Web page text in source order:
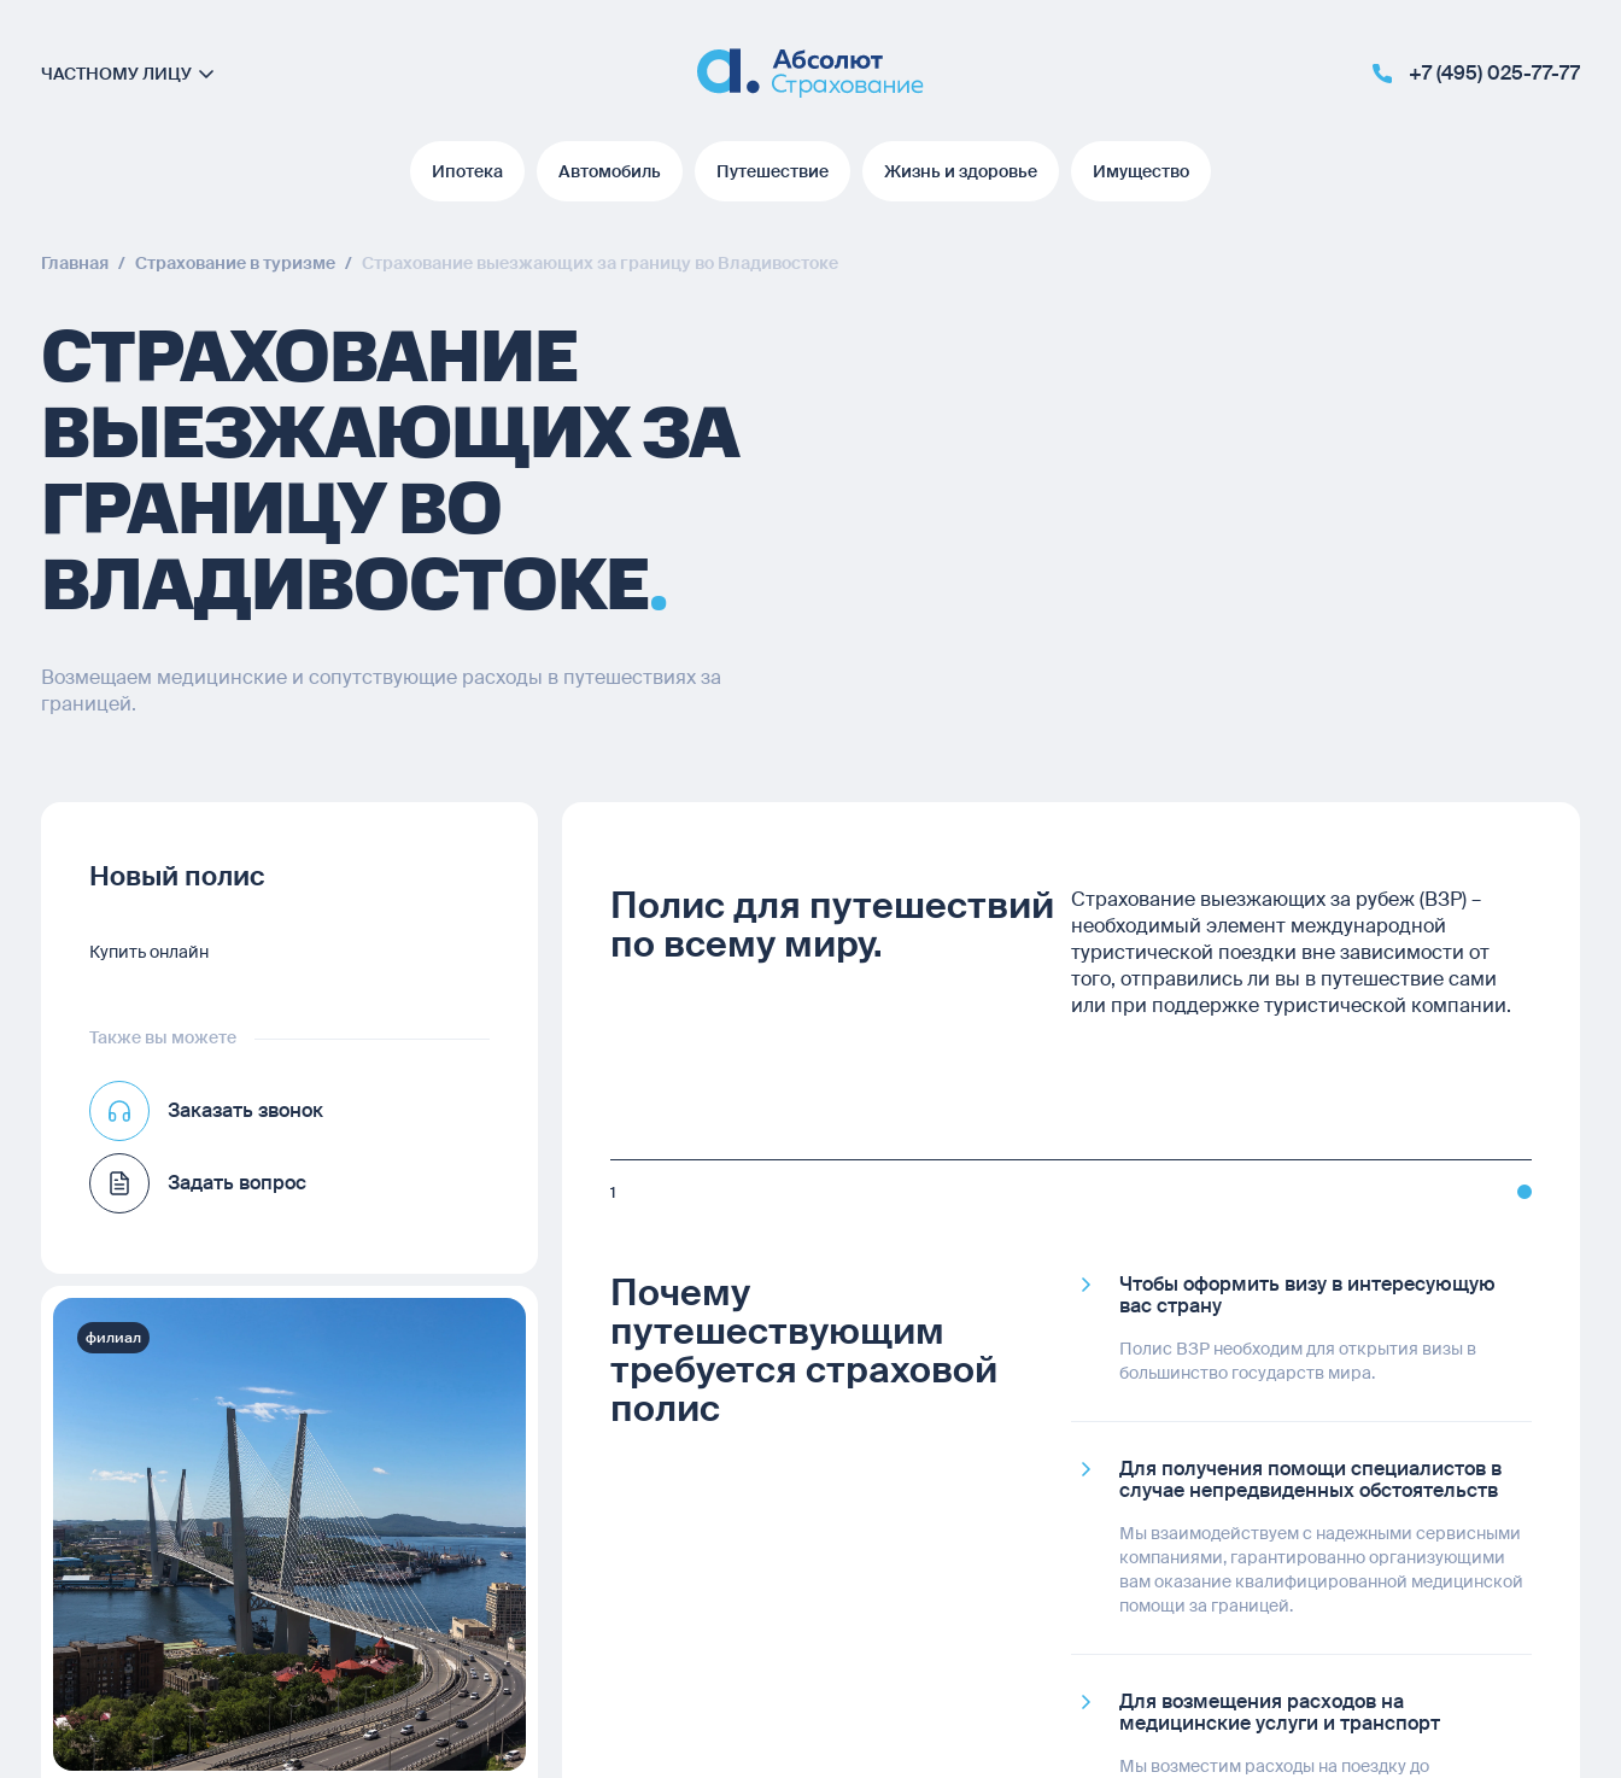
ЧАСТНОМУ ЛИЦУ +7 (495) 025-77-77
Ипотека Автомобиль Путешествие Жизнь и здоровье Имущество
Главная / Страхование в туризме / Страхование выезжающих за границу во Владивостоке
СТРАХОВАНИЕ
ВЫЕЗЖАЮЩИХ ЗА
ГРАНИЦУ ВО
ВЛАДИВОСТОКЕ
Возмещаем медицинские и сопутствующие расходы в путешествиях за
границей.
Новый полис
Купить онлайн
Также вы можете
Заказать звонок
Задать вопрос
филиал
Полис для путешествий
по всему миру.
Страхование выезжающих за рубеж (ВЗР) –
необходимый элемент международной
туристической поездки вне зависимости от
того, отправились ли вы в путешествие сами
или при поддержке туристической компании.
1
Почему
путешествующим
требуется страховой
полис
Чтобы оформить визу в интересующую
вас страну
Полис ВЗР необходим для открытия визы в
большинство государств мира.
Для получения помощи специалистов в
случае непредвиденных обстоятельств
Мы взаимодействуем с надежными сервисными
компаниями, гарантированно организующими
вам оказание квалифицированной медицинской
помощи за границей.
Для возмещения расходов на
медицинские услуги и транспорт
Мы возместим расходы на поездку до